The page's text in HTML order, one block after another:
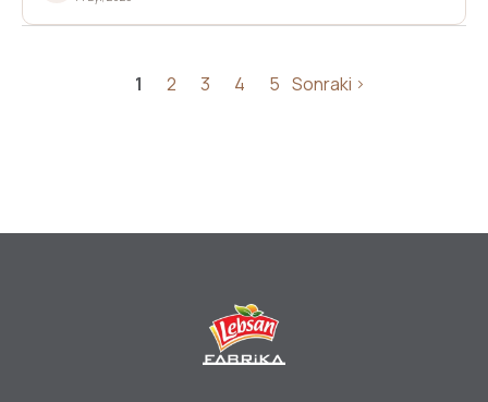
1 2 3 4 5 Sonraki